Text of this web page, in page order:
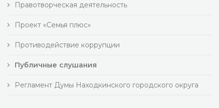
Правотворческая деятельность
Проект «Семья плюс»
Противодействие коррупции
Публичные слушания
Регламент Думы Находкинского городского округа